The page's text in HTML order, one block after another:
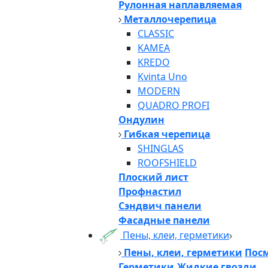
Рулонная наплавляемая
Металлочерепица
CLASSIC
KAMEA
KREDO
Kvinta Uno
MODERN
QUADRO PROFI
Ондулин
Гибкая черепица
SHINGLAS
ROOFSHIELD
Плоский лист
Профнастил
Сэндвич панели
Фасадные панели
Пены, клеи, герметики
Пены, клеи, герметики